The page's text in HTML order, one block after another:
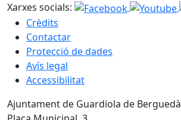
Xarxes socials:
Crèdits
Contactar
Protecció de dades
Avís legal
Accessibilitat
Ajuntament de Guardiola de Berguedà